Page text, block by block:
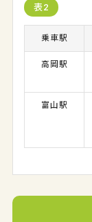
表2
乗車駅
高岡駅
富山駅